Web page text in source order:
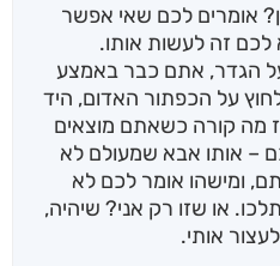
אומרים לכם שאי אפשר
זה לעשות אותו.
הגדר, אתם כבר באמצע
על הכפתור האדום, היד
מה קורה כשאתם מוצאים
– אותו אבא שמעולם לא
ומישהו אומר לכם לא
או שזו רק אני? שיהיה,
אותי.